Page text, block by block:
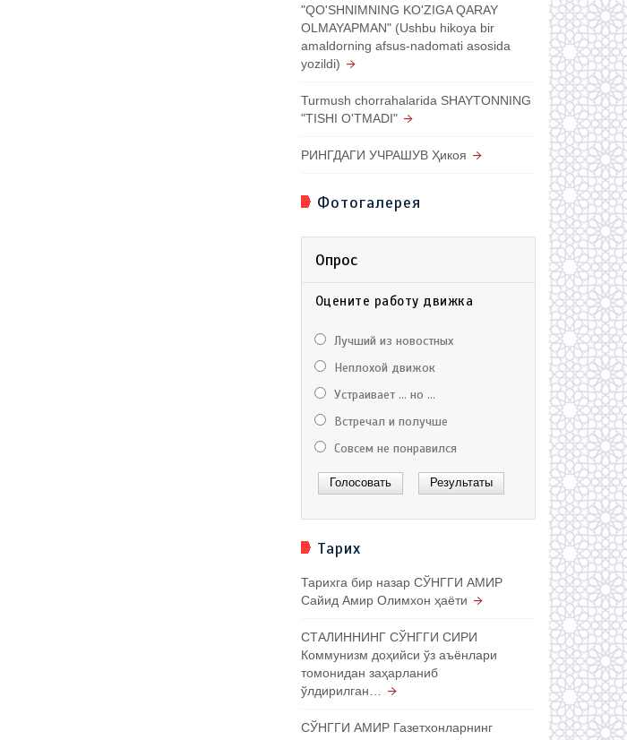
"QO'SHNIMNING KO'ZIGA QARAY
OLMAYAPMAN" (Ushbu hikoya bir
amaldorning afsus-nadomati asosida
yozildi)
Turmush chorrahalarida SHAYTONNING
"TISHI O'TMADI"
РИНГДАГИ УЧРАШУВ Ҳикоя
Фотогалерея
Опрос
Оцените работу движка
Лучший из новостных
Неплохой движок
Устраивает ... но ...
Встречал и получше
Совсем не понравился
Тарих
Тарихга бир назар СЎНГГИ АМИР
Сайид Амир Олимхон ҳаёти
СТАЛИННИНГ СЎНГГИ СИРИ
Коммунизм доҳийси ўз аъёнлари
томонидан заҳарланиб
ўлдирилган…
СЎНГГИ АМИР Газетхонларнинг